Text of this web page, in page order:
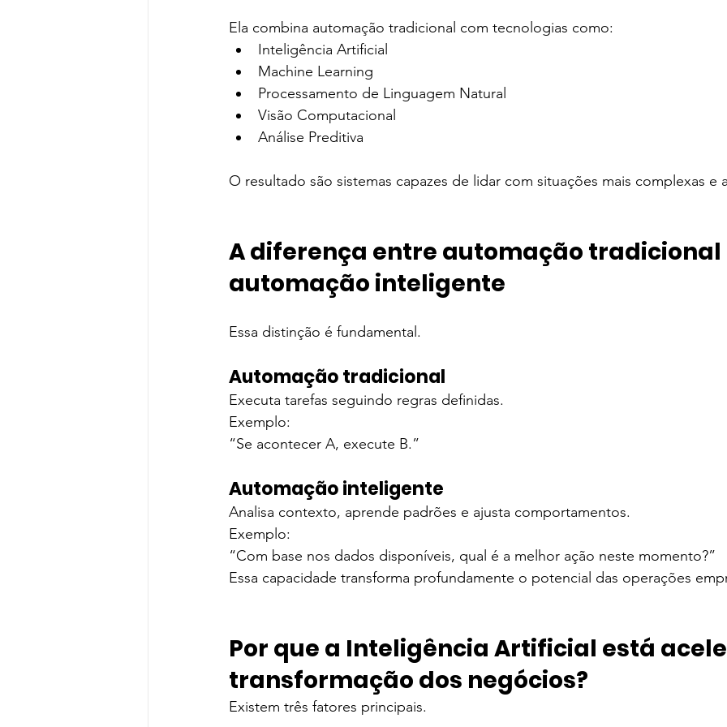
Ela combina automação tradicional com tecnologias como:
Inteligência Artificial
Machine Learning
Processamento de Linguagem Natural
Visão Computacional
Análise Preditiva
O resultado são sistemas capazes de lidar com situações mais complexas e
A diferença entre automação tradicional
automação inteligente
Essa distinção é fundamental.
Automação tradicional
Executa tarefas seguindo regras definidas.
Exemplo:
“Se acontecer A, execute B.”
Automação inteligente
Analisa contexto, aprende padrões e ajusta comportamentos.
Exemplo:
“Com base nos dados disponíveis, qual é a melhor ação neste momento?”
Essa capacidade transforma profundamente o potencial das operações
Por que a Inteligência Artificial está
transformação dos negócios?
Existem três fatores principais.